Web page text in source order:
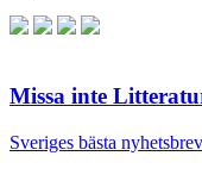
Missa inte
Sveriges bästa